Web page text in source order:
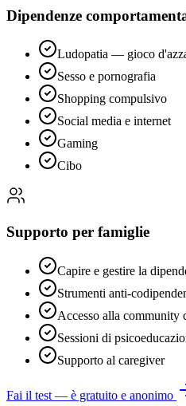
Dipendenze
Ludopatia — gioco
Sesso e pornografia
Shopping compulsivo
Social media e internet
Gaming
Cibo
Supporto per famiglie
Capire e gestire la
Strumenti anti-
Accesso alla community
Sessioni di
Supporto al caregiver
Fai il test — è gratuito e anonimo